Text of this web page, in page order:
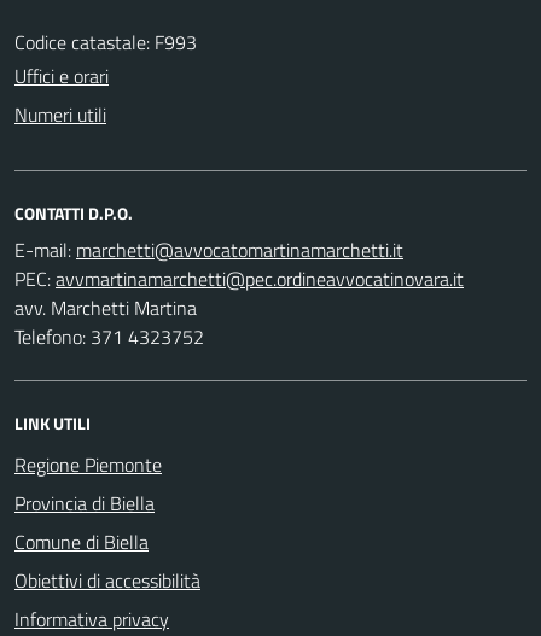
Codice catastale: F993
Uffici e orari
Numeri utili
CONTATTI D.P.O.
E-mail:
PEC:
avv. Marchetti Martina
Telefono: 371 4323752
LINK UTILI
Regione Piemonte
Provincia di Biella
Comune di Biella
Obiettivi di accessibilità
Informativa privacy